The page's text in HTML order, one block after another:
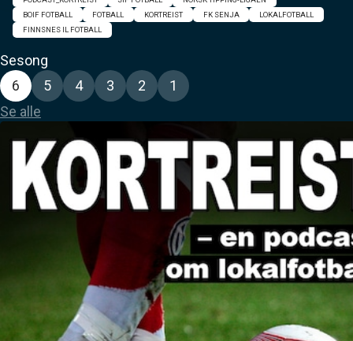
BOIF FOTBALL
FOTBALL KORTREIST FK SENJA
LOKALFOTBALL
FINNSNES IL FOTBALL
Sesong
6
5 4 3 2
1
Se alle